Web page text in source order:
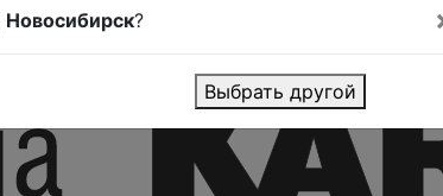
Новосибирск?
Выбрать другой